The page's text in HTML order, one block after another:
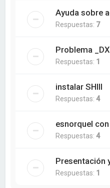
Ayuda sobre
Respuestas: 7
Problema
Respuestas: 1
instalar SHIII
Respuestas:4
esnorquel
Respuestas:4
Presentación
Respuestas: 1